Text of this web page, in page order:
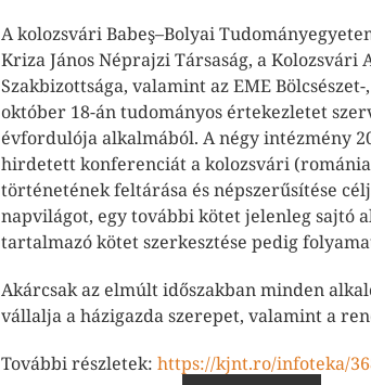
A kolozsvári Babeş–Bolyai
Kriza János Néprajzi Társaság, a
Szakbizottsága, valamint az EME
október 18-án tudományos értekezletet
évfordulója alkalmából. A négy intézmény
hirdetett konferenciát a kolozsvári
történetének feltárása és népszerűsítése
napvilágot, egy további kötet jelenleg sajtó
tartalmazó kötet szerkesztése pedig
Akárcsak az elmúlt időszakban minden
vállalja a házigazda szerepet, valamint a
További részletek: https://kjnt.ro/infoteka/